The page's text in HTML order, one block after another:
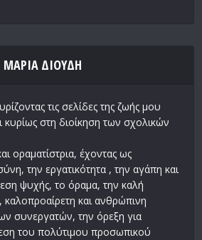
ΜΑΡΙΑ ΔΙΟΥΔΗ
τις σελίδες της ζωής μου
κυρίως στη διοίκηση των σχολικών
οραματίστρια, έχοντας ως
την εργατικότητα , την αγάπη και
ψυχής, το όραμα, την καλή
και ανθρώπινη
συνεργατών, την όρεξη για
του πολύτιμου προσωπικού